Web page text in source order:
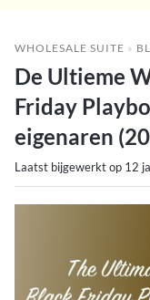
WHOLESALE SUITE »
De Ultieme
Friday
eigenaren
Laatst bijgewerkt op 12